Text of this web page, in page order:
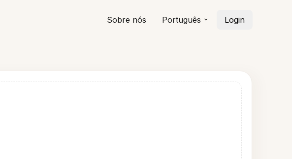
Sobre nós Português Login